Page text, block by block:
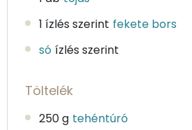
1 ízlés szerint fekete bors
só ízlés szerint
Töltelék
250 g tehéntúró